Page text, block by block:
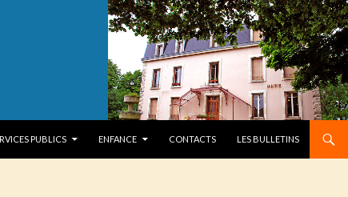
PUBLICS ENFANCE CONTACTS LES BULLETINS